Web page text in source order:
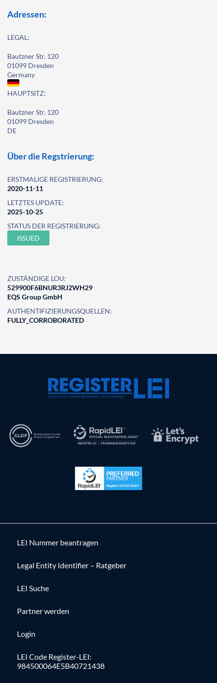
Adressen:
LEGAL:
Bautzner Str. 120
01099 Dresden
Germany
HAUPTSITZ:
Bautzner Str. 120
01099 Dresden
DE
Über die Regstrierung:
ERSTMALIGE REGISTRIERUNG:
2020-11-11
LETZTES UPDATE:
2025-10-25
STATUS DER REGISTRIERUNG:
ISSUED
ZUSTÄNDIGE LOU:
529900F6BNUR3RJ2WH29
EQS Group GmbH
AUTHENTIFIZIERUNGSQUELLEN:
FULLY_CORROBORATED
LEI Nummer beantragen
Legal Entity Identifier – Ratgeber
LEI Suche
Partner werden
Login
LEI Code Register-LEI:
984500064E5B40721438